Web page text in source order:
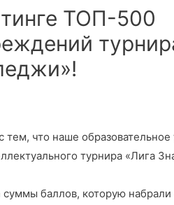
ТОП-500
тем, что наше
турнира «Лига
баллов, которую